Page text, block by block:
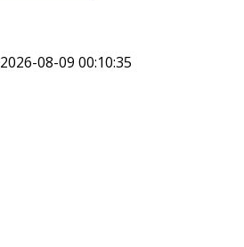
2026-08-09 00:10:35